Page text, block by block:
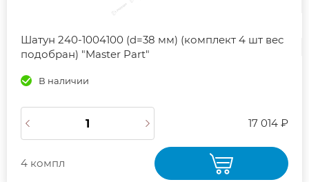
Шатун 240-1004100 (d=38 мм) (комплект 4 шт вес
подобран) "Master Part"
В наличии
17 014 ₽
4 компл